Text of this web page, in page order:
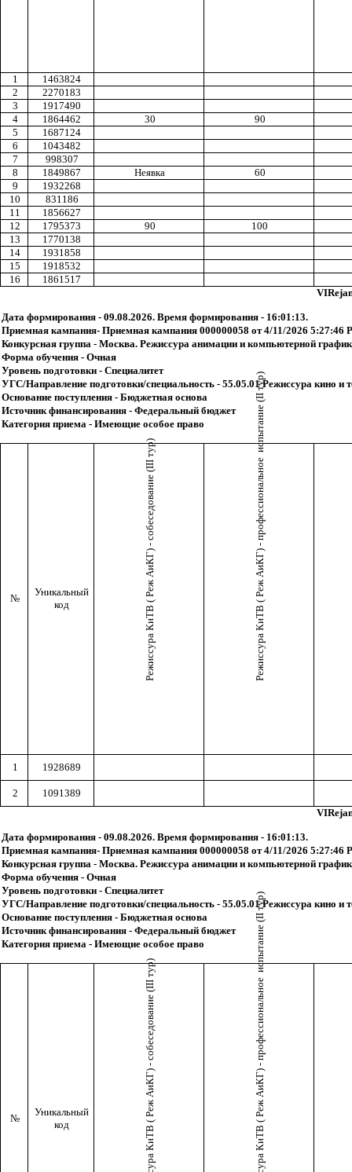
1
1463824
2
2270183
3
1917490
4
1864462 30
90
5
1687124
6
1043482
7
998307
8
1849867 Неявка
60
9
1932268
10
831186
11
1856627
12
1795373 90
100
13
1770138
14
1931858
15
1918532
16
1861517
Дата формирования - 09.08.2026. Время формирования - 16:01:13.
Приемная кампания- Приемная кампания 000000058 от 4/11/2026 5:27:46
Конкурсная группа - Москва. Режиссура анимации и компьютерной
Форма обучения - Очная
Уровень подготовки - Специалитет
УГС/Направление подготовки/специальность - 55.05.01 Режиссура кино и
Основание поступления - Бюджетная основа
Источник финансирования - Федеральный бюджет
Категория приема - Имеющие особое право
№
Уникальный
код
Режиссура КиТВ ( Реж АиКГ) - собеседование (III тур) Режиссура КиТВ ( Реж АиКГ) - профессиональное испытание (II тур)
1 1928689
2
1091389
Дата формирования - 09.08.2026. Время формирования - 16:01:13.
Приемная кампания- Приемная кампания 000000058 от 4/11/2026 5:27:46
Конкурсная группа - Москва. Режиссура анимации и компьютерной
Форма обучения - Очная
Уровень подготовки - Специалитет
УГС/Направление подготовки/специальность - 55.05.01 Режиссура кино и
Основание поступления - Бюджетная основа
Источник финансирования - Федеральный бюджет
Категория приема - Имеющие особое право
№
Уникальный
код
Режиссура КиТВ ( Реж АиКГ) - собеседование (III тур) Режиссура КиТВ ( Реж АиКГ) - профессиональное испытание (II тур)